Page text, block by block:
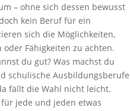
– ohne sich dessen bewusst
kein Beruf für ein
sich die Möglichkeiten,
Fähigkeiten zu achten.
du gut? Was machst du
schulische Ausbildungsberufe
fällt die Wahl nicht leicht.
jede und jeden etwas